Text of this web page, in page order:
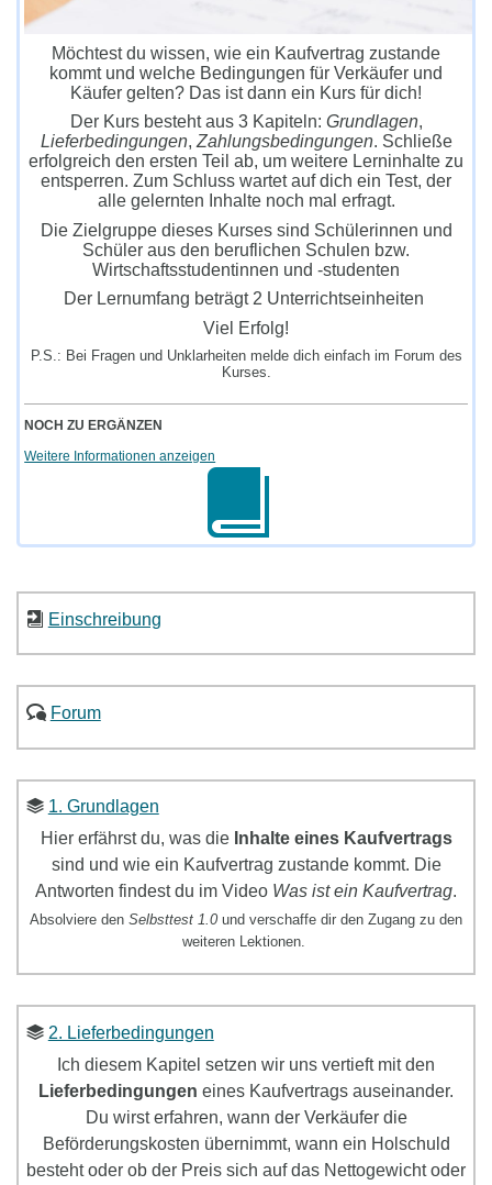
Möchtest du wissen, wie ein Kaufvertrag zustande
kommt und welche Bedingungen für Verkäufer und
Käufer gelten? Das ist dann ein Kurs für dich!
Der Kurs besteht aus 3 Kapiteln: Grundlagen,
Lieferbedingungen, Zahlungsbedingungen. Schließe
erfolgreich den ersten Teil ab, um weitere Lerninhalte zu
entsperren. Zum Schluss wartet auf dich ein Test, der
alle gelernten Inhalte noch mal erfragt.
Die Zielgruppe dieses Kurses sind Schülerinnen und
Schüler aus den beruflichen Schulen bzw.
Wirtschaftsstudentinnen und -studenten
Der Lernumfang beträgt 2 Unterrichtseinheiten
Viel Erfolg!
P.S.: Bei Fragen und Unklarheiten melde dich einfach im Forum des
Kurses.
NOCH ZU ERGÄNZEN
Weitere Informationen anzeigen
Einschreibung
Forum
1. Grundlagen
Hier erfährst du, was die Inhalte eines Kaufvertrags
sind und wie ein Kaufvertrag zustande kommt. Die
Antworten findest du im Video Was ist ein Kaufvertrag.
Absolviere den Selbsttest 1.0 und verschaffe dir den Zugang zu den
weiteren Lektionen.
2. Lieferbedingungen
Ich diesem Kapitel setzen wir uns vertieft mit den
Lieferbedingungen eines Kaufvertrags auseinander.
Du wirst erfahren, wann der Verkäufer die
Beförderungskosten übernimmt, wann ein Holschuld
besteht oder ob der Preis sich auf das Nettogewicht oder